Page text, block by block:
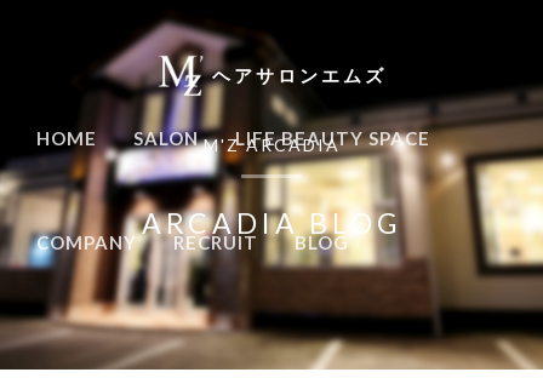
ヘアサロンエムズ
HOME SALON LIFE BEAUTY SPACE
COMPANY RECRUIT BLOG
M'Z ARCADIA
ARCADIA BLOG